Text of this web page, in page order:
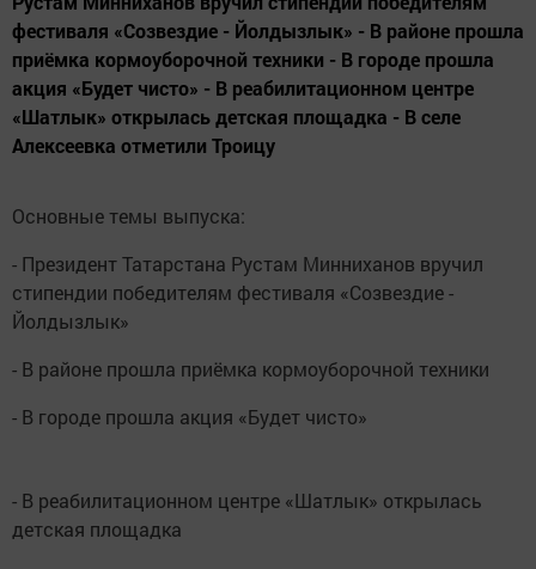
фестиваля «Созвездие - Йолдызлык» - В районе прошла
приёмка кормоуборочной техники - В городе прошла
акция «Будет чисто» - В реабилитационном центре
«Шатлык» открылась детская площадка - В селе
Алексеевка отметили Троицу
Основные темы выпуска:
- Президент Татарстана Рустам Минниханов вручил
стипендии победителям фестиваля «Созвездие -
Йолдызлык»
- В районе прошла приёмка кормоуборочной техники
- В городе прошла акция «Будет чисто»
- В реабилитационном центре «Шатлык» открылась
детская площадка